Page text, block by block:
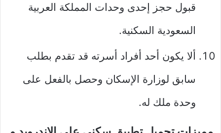
قبول حجز إحدى وحدات المملكة العربية
السعودية السكنية.
ألا يكون أحد أفراد أسرته قد تقدم بطلب
سابق لوزارة الإسكان وحصل بالفعل على
وحدة ملك له.